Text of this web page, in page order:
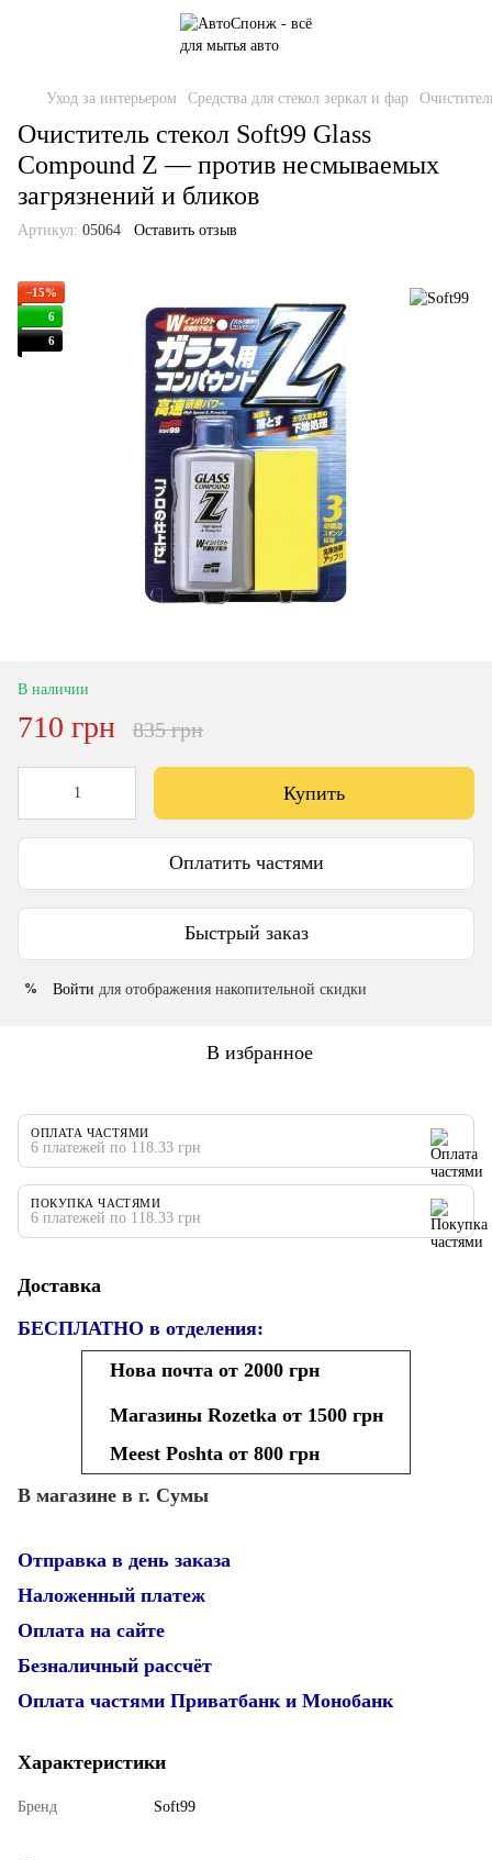
Уход за интерьером Средства для стекол зеркал и фар
Очиститель стекол Soft99 Glass
Compound Z — против несмываемых
загрязнений и бликов
Артикул: 05064 Оставить отзыв
−15%
6
6
В наличии
710 грн 835 грн
Купить
Оплатить частями
Быстрый заказ
% Войти для отображения накопительной скидки
В избранное
ОПЛАТА ЧАСТЯМИ
6 платежей по 118.33 грн
ПОКУПКА ЧАСТЯМИ
6 платежей по 118.33 грн
Доставка
БЕСПЛАТНО в отделения:
Нова почта от 2000 грн
Магазины Rozetka от 1500 грн
Meest Poshta от 800 грн
В магазине в г. Сумы
Отправка в день заказа
Наложенный платеж
Оплата на сайте
Безналичный рассчёт
Оплата частями Приватбанк и Монобанк
Характеристики
Бренд Soft99